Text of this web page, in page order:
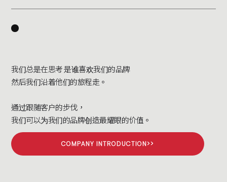
F
我们总是在思考 是谁喜欢我们的品牌
然后我们沿着他们的旅程走。
通过跟随客户的步伐，
我们可以为我们的品牌创造最耀眼的价值。
COMPANY INTRODUCTION>>